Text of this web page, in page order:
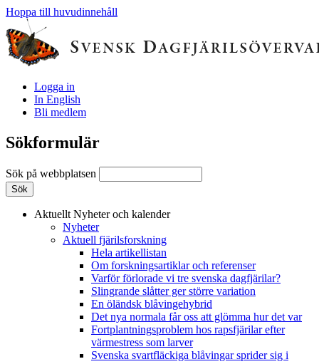
Hoppa till huvudinnehåll
Logga in
In English
Bli medlem
Sökformulär
Sök på webbplatsen
Aktuellt Nyheter och kalender
Nyheter
Aktuell fjärilsforskning
Hela artikellistan
Om forskningsartiklar och referenser
Varför förlorade vi tre svenska dagfjärilar?
Slingrande slåtter ger större variation
En öländsk blåvingehybrid
Det nya normala får oss att glömma hur det var
Fortplantningsproblem hos rapsfjärilar efter
värmestress som larver
Svenska svartfläckiga blåvingar sprider sig i